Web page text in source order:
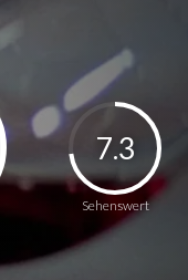
Sehenswert
7.3